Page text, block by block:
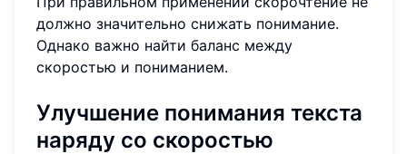
должно значительно снижать понимание.
Однако важно найти баланс между
скоростью и пониманием.
Улучшение понимания текста
наряду со скоростью